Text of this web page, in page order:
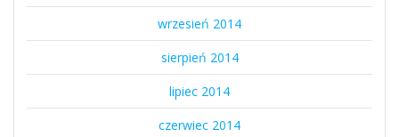
wrzesień 2014
sierpień 2014
lipiec 2014
czerwiec 2014